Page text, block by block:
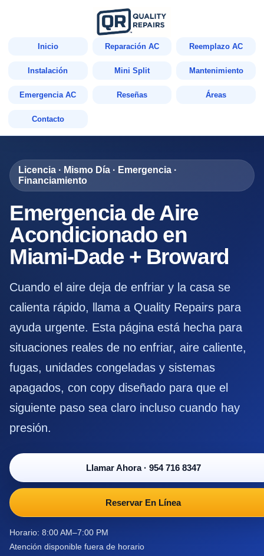
Inicio Reparación AC Reemplazo AC
Instalación Mini Split Mantenimiento
Emergencia AC Reseñas Áreas
Contacto
Licencia · Mismo Día · Emergencia ·
Financiamiento
Emergencia de Aire
Acondicionado en
Miami-Dade + Broward
Cuando el aire deja de enfriar y la casa se
calienta rápido, llama a Quality Repairs para
ayuda urgente. Esta página está hecha para
situaciones reales de no enfriar, aire caliente,
fugas, unidades congeladas y sistemas
apagados, con copy diseñado para que el
siguiente paso sea claro incluso cuando hay
presión.
Llamar Ahora· 954 716 8347
Reservar En Línea
Horario: 8:00 AM–7:00 PM
Atención disponible fuera de horario